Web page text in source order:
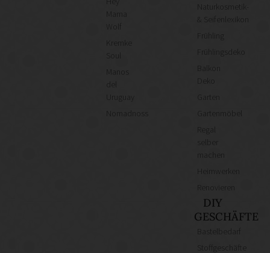
Mama
Wolf
Kremke
Manos
Uruguay
Nomadnoss
Naturkosmetik-
& Seifenlexikon
Frühling
Frühlingsdeko
Deko
Garten
Gartenmöbel
Regal
Heimwerken
DIY
GESCHÄFTE
Bastelbedarf
Stoffgeschäfte